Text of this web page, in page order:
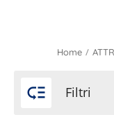
Home /
 Filtri